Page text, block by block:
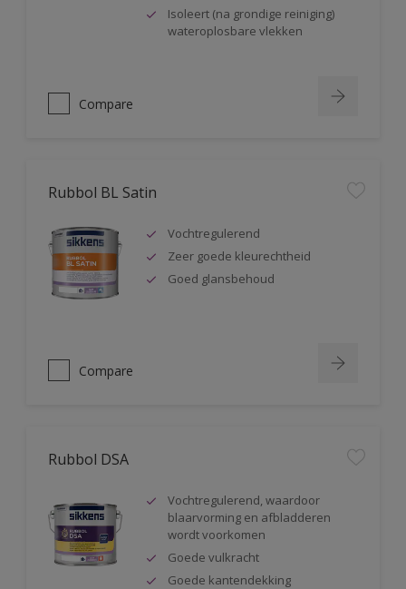
Isoleert (na grondige reiniging)
wateroplosbare vlekken
Compare
Rubbol BL Satin
Vochtregulerend
Zeer goede kleurechtheid
Goed glansbehoud
Compare
Rubbol DSA
Vochtregulerend, waardoor
blaarvorming en afbladderen
wordt voorkomen
Goede vulkracht
Goede kantendekking